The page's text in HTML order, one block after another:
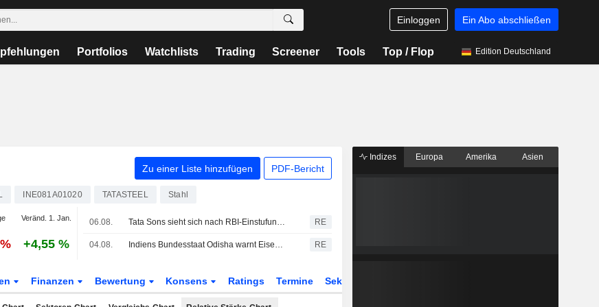
Einloggen Ein Abo abschließen
Portfolios Watchlists Trading Screener Tools Top / Flop Edition Deutschland
Zu einer Liste hinzufügen PDF-Bericht
INE081A01020 TATASTEEL Stahl
Veränd. 1. Jan.
+4,55 %
06.08. Tata Sons sieht sich nach RBI-Einstufung weiter mit Unsicherheit über eine Börsennotierung konfrontiert RE
04.08. Indiens Bundesstaat Odisha warnt Eisenerzförderer und Stahlhersteller wegen Manipulation des Erzgehalts RE
Finanzen Bewertung Konsens Ratings Termine Sektor
Indizes Europa Amerika Asien